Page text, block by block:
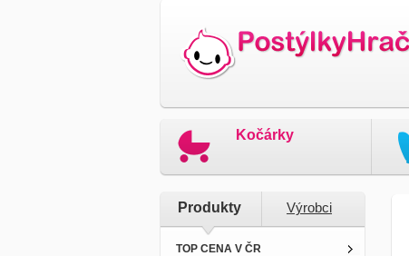
Kočárky
Produkty Výrobci
TOP CENA V ČR